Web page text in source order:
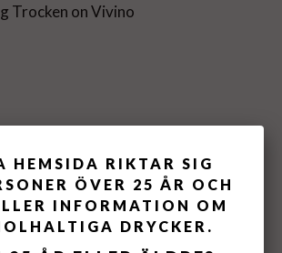
Trocken on Vivino
favorit
HEMSIDA RIKTAR SIG
ÖVER 25 ÅR OCH
INFORMATION OM
DRYCKER.